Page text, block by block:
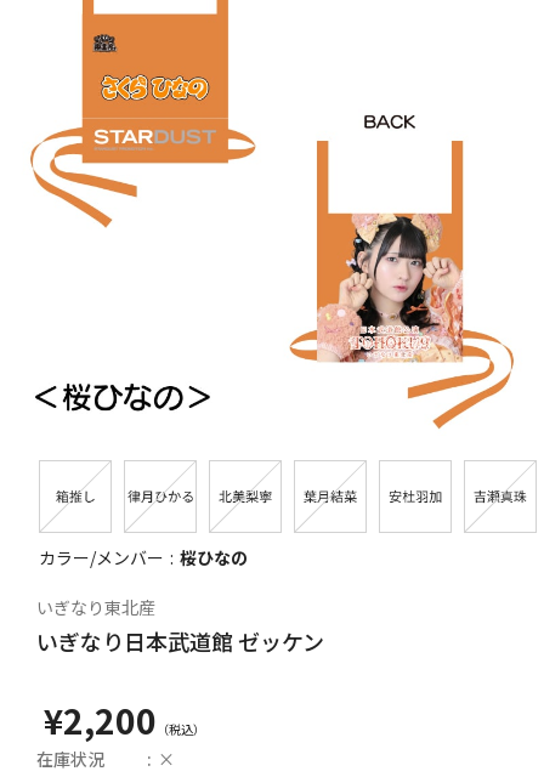
カラー/メンバー 桜ひなの
いぎなり東北産
いぎなり日本武道館 ゼッケン
¥2,200
在庫状況 ×